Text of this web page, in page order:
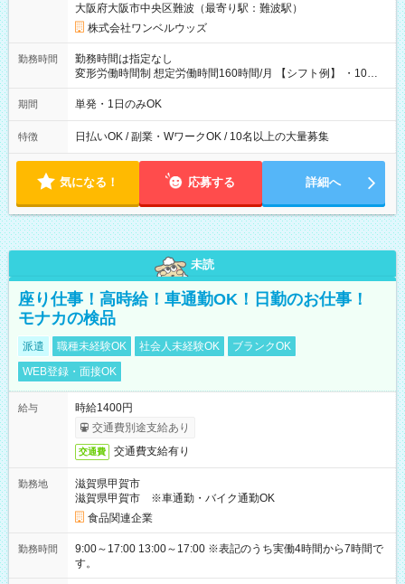
大阪府大阪市中央区難波（最寄り駅：難波駅）
株式会社ワンベルウッズ
勤務時間
勤務時間は指定なし
変形労働時間制 想定労働時間160時間/月 【シフト例】 ・10：
00～20：00
期間 単発・1日のみOK
特徴 日払いOK / 副業・WワークOK / 10名以上の大量募集
気になる！ 応募する 詳細へ
未読
座り仕事！高時給！車通勤OK！日勤のお仕事！
モナカの検品
派遣 職種未経験OK 社会人未経験OK
ブランクOK
WEB登録・面接OK
給与
時給1400円
交通費別途支給あり
交通費 交通費支給有り
勤務地
滋賀県甲賀市
滋賀県甲賀市 ※車通勤・バイク通勤OK
食品関連企業
勤務時間
9:00～17:00 13:00～17:00 ※表記のうち実働4時間から7時間で
す。